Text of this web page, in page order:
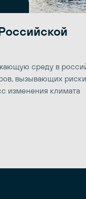
среду в
вызывающих риски
изменения климата